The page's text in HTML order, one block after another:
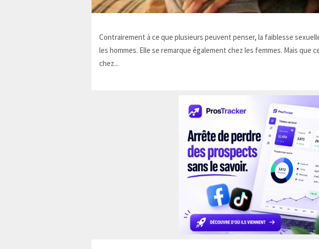
Contrairement à ce que plusieurs peuvent penser, la faiblesse
les hommes. Elle se remarque également chez les femmes. Mais que
chez...